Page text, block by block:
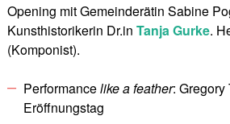
Opening mit Gemeinderätin Sabine
Kunsthistorikerin Dr.in Tanja Gurke.
(Komponist).
Performancelike a feather: Gregory
Eröffnungstag